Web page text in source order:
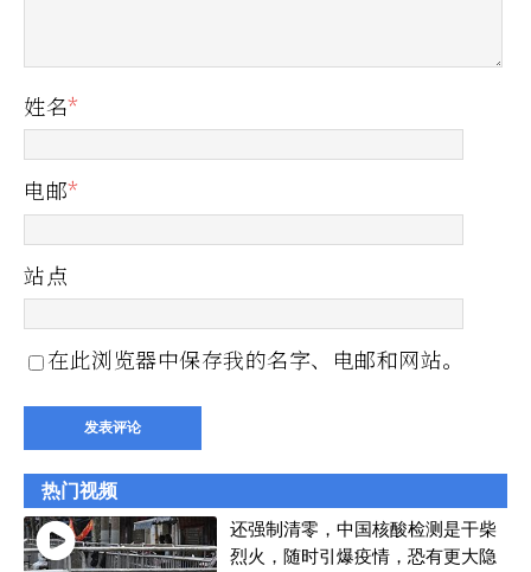
姓名*
电邮*
站点
在此浏览器中保存我的名字、电邮和网站。
热门视频
还强制清零，中国核酸检测是干柴
烈火，随时引爆疫情，恐有更大隐